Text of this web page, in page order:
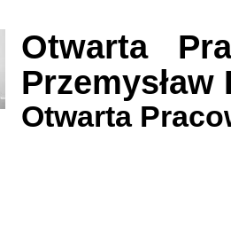
Otwarta
Otwarta